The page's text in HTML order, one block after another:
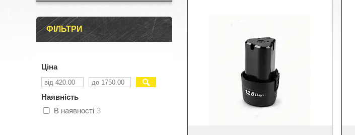
ФІЛЬТРИ
Ціна
Наявність
В наявності 3